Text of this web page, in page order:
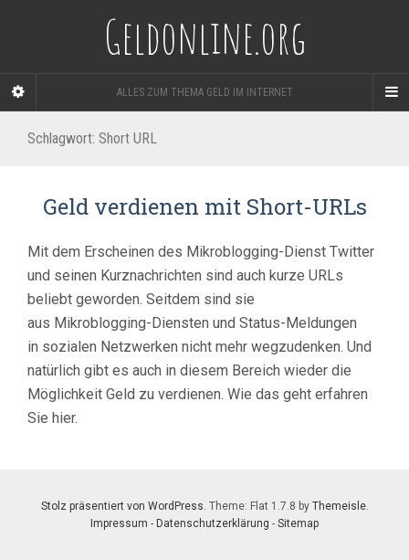
Geldonline.org
ALLES ZUM THEMA GELD IM INTERNET
Schlagwort: Short URL
Geld verdienen mit Short-URLs
Mit dem Erscheinen des Mikroblogging-Dienst Twitter
und seinen Kurznachrichten sind auch kurze URLs
beliebt geworden. Seitdem sind sie
aus Mikroblogging-Diensten und Status-Meldungen
in sozialen Netzwerken nicht mehr wegzudenken. Und
natürlich gibt es auch in diesem Bereich wieder die
Möglichkeit Geld zu verdienen. Wie das geht erfahren
Sie hier.
Stolz präsentiert von WordPress. Theme: Flat 1.7.8 by Themeisle.
Impressum - Datenschutzerklärung - Sitemap